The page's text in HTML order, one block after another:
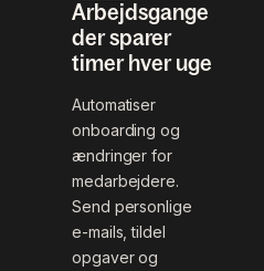
Arbejdsgange
der sparer
timer hver uge
Automatiser
onboarding og
ændringer for
medarbejdere.
Send personlige
e-mails, tildel
opgaver og